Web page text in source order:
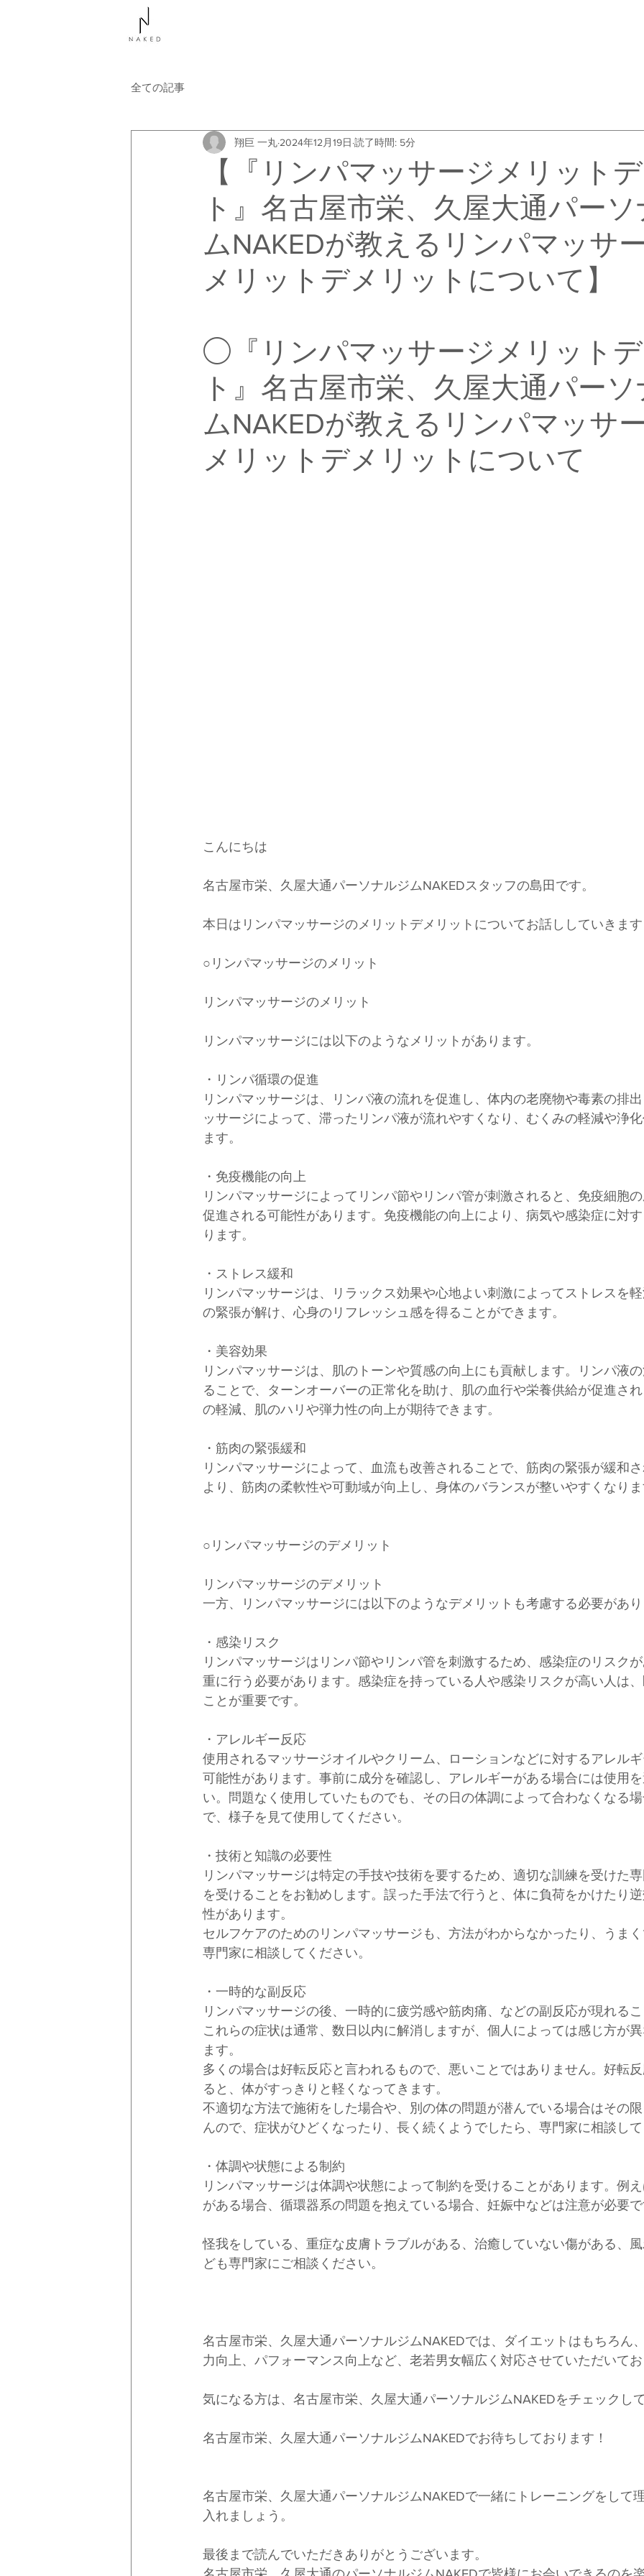
全ての記事
【『リンパマッサージメリット
ト』名古屋市栄、久屋大通パー
ムNAKEDが教えるリンパマッサ
メリットデメリットについて】
翔巨 一丸 2024年12月19日 読了時間: 5分
◯『リンパマッサージメリット
ト』名古屋市栄、久屋大通パー
ムNAKEDが教えるリンパマッサ
メリットデメリットについて
こんにちは
名古屋市栄、久屋大通パーソナルジムNAKEDスタッフの島田です。
本日はリンパマッサージのメリットデメリットについてお話ししていきま
○リンパマッサージのメリット
リンパマッサージのメリット
リンパマッサージには以下のようなメリットがあります。
・リンパ循環の促進
リンパマッサージは、リンパ液の流れを促進し、体内の老廃物や毒素の排
ッサージによって、滞ったリンパ液が流れやすくなり、むくみの軽減や浄
ます。
・免疫機能の向上
リンパマッサージによってリンパ節やリンパ管が刺激されると、免疫細胞
促進される可能性があります。免疫機能の向上により、病気や感染症に対
ります。
・ストレス緩和
リンパマッサージは、リラックス効果や心地よい刺激によってストレスを
の緊張が解け、心身のリフレッシュ感を得ることができます。
・美容効果
リンパマッサージは、肌のトーンや質感の向上にも貢献します。リンパ液
ることで、ターンオーバーの正常化を助け、肌の血行や栄養供給が促進さ
の軽減、肌のハリや弾力性の向上が期待できます。
・筋肉の緊張緩和
リンパマッサージによって、血流も改善されることで、筋肉の緊張が緩和
より、筋肉の柔軟性や可動域が向上し、身体のバランスが整いやすくなり
○リンパマッサージのデメリット
リンパマッサージのデメリット
一方、リンパマッサージには以下のようなデメリットも考慮する必要があ
・感染リスク
リンパマッサージはリンパ節やリンパ管を刺激するため、感染症のリスク
重に行う必要があります。感染症を持っている人や感染リスクが高い人は
ことが重要です。
・アレルギー反応
使用されるマッサージオイルやクリーム、ローションなどに対するアレル
可能性があります。事前に成分を確認し、アレルギーがある場合には使用
い。問題なく使用していたものでも、その日の体調によって合わなくなる
で、様子を見て使用してください。
・技術と知識の必要性
リンパマッサージは特定の手技や技術を要するため、適切な訓練を受けた
を受けることをお勧めします。誤った手法で行うと、体に負荷をかけたり
性があります。
セルフケアのためのリンパマッサージも、方法がわからなかったり、うま
専門家に相談してください。
・一時的な副反応
リンパマッサージの後、一時的に疲労感や筋肉痛、などの副反応が現れる
これらの症状は通常、数日以内に解消しますが、個人によっては感じ方が
ます。
多くの場合は好転反応と言われるもので、悪いことではありません。好転
ると、体がすっきりと軽くなってきます。
不適切な方法で施術をした場合や、別の体の問題が潜んでいる場合はその
んので、症状がひどくなったり、長く続くようでしたら、専門家に相談し
・体調や状態による制約
リンパマッサージは体調や状態によって制約を受けることがあります。例
がある場合、循環器系の問題を抱えている場合、妊娠中などは注意が必要
怪我をしている、重症な皮膚トラブルがある、治癒していない傷がある、
ども専門家にご相談ください。
名古屋市栄、久屋大通パーソナルジムNAKEDでは、ダイエットはもちろん
力向上、パフォーマンス向上など、老若男女幅広く対応させていただいて
気になる方は、名古屋市栄、久屋大通パーソナルジムNAKEDをチェックし
名古屋市栄、久屋大通パーソナルジムNAKEDでお待ちしております！
名古屋市栄、久屋大通パーソナルジムNAKEDで一緒にトレーニングをして
入れましょう。
最後まで読んでいただきありがとうございます。